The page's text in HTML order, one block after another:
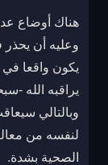
هناك أوضاع
وعليه أن
يكون واقعا
يراقبه الله -
وبالتالي
لنفسه من
الصحية بشدة.